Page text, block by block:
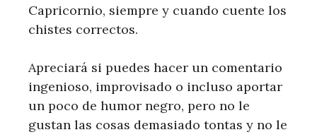
Capricornio, siempre y cuando cuente los
chistes correctos.
Apreciará si puedes hacer un comentario
ingenioso, improvisado o incluso aportar
un poco de humor negro, pero no le
gustan las cosas demasiado tontas y no le